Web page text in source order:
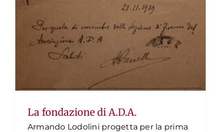
La fondazione di A.D.A.
Armando Lodolini progetta per la prima